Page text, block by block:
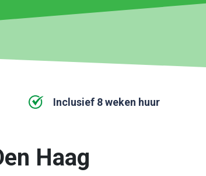
Inclusief 8 weken huur
Haag